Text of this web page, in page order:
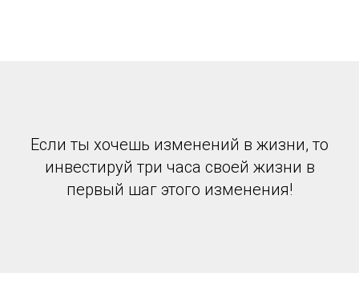
Если ты хочешь изменений в жизни, то
инвестируй три часа своей жизни в
первый шаг этого изменения!